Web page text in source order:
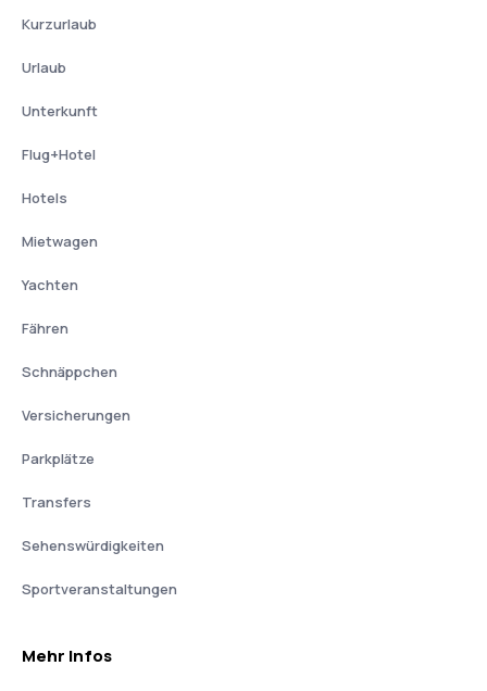
Kurzurlaub
Urlaub
Unterkunft
Flug+Hotel
Hotels
Mietwagen
Yachten
Fähren
Schnäppchen
Versicherungen
Parkplätze
Transfers
Sehenswürdigkeiten
Sportveranstaltungen
Mehr Infos